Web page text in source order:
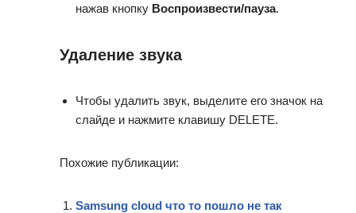
нажав кнопку Воспроизвести/пауза.
Удаление звука
Чтобы удалить звук, выделите его значок на
слайде и нажмите клавишу DELETE.
Похожие публикации:
Samsung cloud что то пошло не так